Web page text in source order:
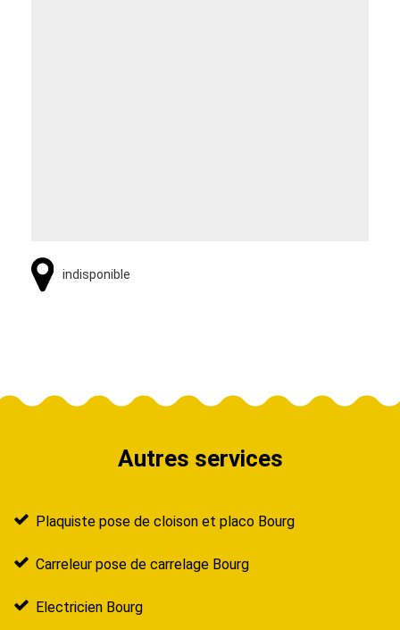
indisponible
Autres services
Plaquiste pose de cloison et placo Bourg
Carreleur pose de carrelage Bourg
Electricien Bourg